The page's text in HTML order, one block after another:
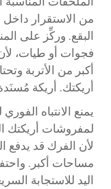
من الاستقرار
البقع. وركِّز على
فجوات أو طيات،
أكبر من الأتربة
أريكتك. أريكة
يمنع الانتباه
لمفروشات أريكتك
لأن الفرك قد يدفع
مساحات أكبر.
اليد للاستجابة